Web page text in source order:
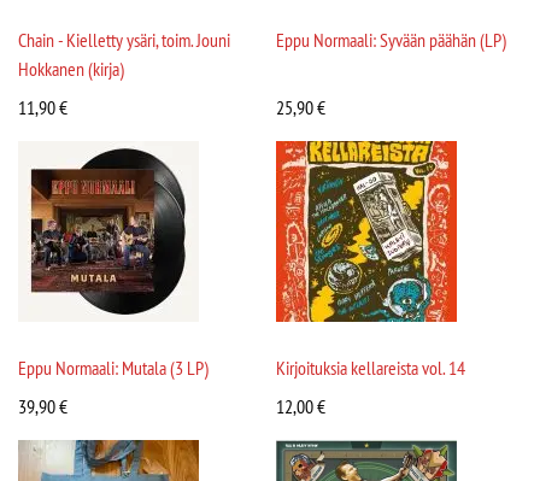
Chain - Kielletty ysäri, toim. Jouni
Hokkanen (kirja)
11,90€
Eppu Normaali: Syvään päähän (LP)
25,90€
Eppu Normaali: Mutala (3 LP)
39,90€
Kirjoituksia kellareista vol. 14
12,00€